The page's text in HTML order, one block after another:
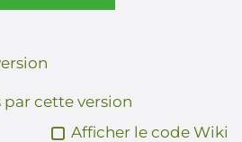
cette version
Afficher le code Wiki